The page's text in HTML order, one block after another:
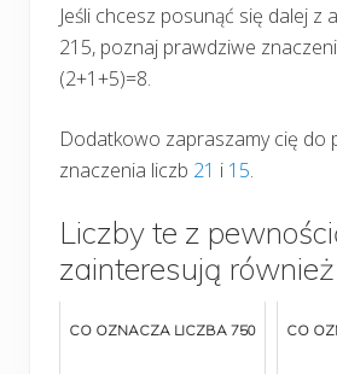
Jeśli chcesz posunąć się dalej z
215, poznaj prawdziwe
(2+1+5)=8.
Dodatkowo zapraszamy cię do
znaczenia liczb 21 i 15.
Liczby te z
zainteresują również
CO OZNACZA LICZBA 750 CO